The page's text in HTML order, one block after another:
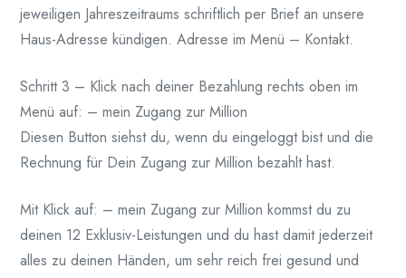
jeweiligen Jahreszeitraums schriftlich per Brief an unsere
Haus-Adresse kündigen. Adresse im Menü – Kontakt.
Schritt 3 – Klick nach deiner Bezahlung rechts oben im
Menü auf: – mein Zugang zur Million
Diesen Button siehst du, wenn du eingeloggt bist und die
Rechnung für Dein Zugang zur Million bezahlt hast.
Mit Klick auf: – mein Zugang zur Million kommst du zu
deinen 12 Exklusiv-Leistungen und du hast damit jederzeit
alles zu deinen Händen, um sehr reich frei gesund und